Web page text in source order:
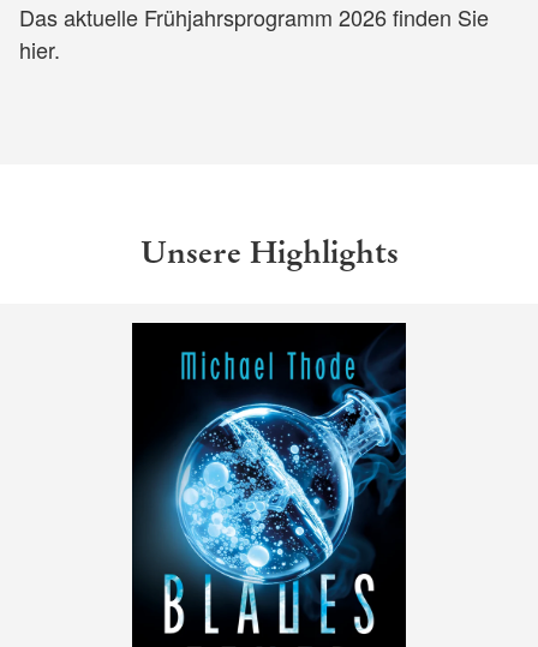
Das aktuelle Frühjahrsprogramm 2026 finden Sie
hier.
Unsere Highlights